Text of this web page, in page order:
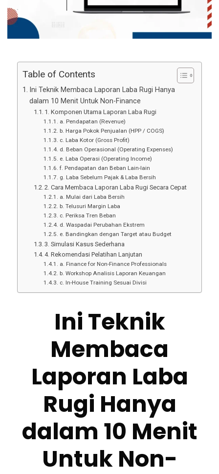
Table of Contents
Ini Teknik Membaca Laporan Laba Rugi Hanya
dalam 10 Menit Untuk Non-Finance
1. Komponen Utama Laporan Laba Rugi
a. Pendapatan (Revenue)
b. Harga Pokok Penjualan (HPP / COGS)
c. Laba Kotor (Gross Profit)
d. Beban Operasional (Operating Expenses)
e. Laba Operasi (Operating Income)
f. Pendapatan dan Beban Lain-lain
g. Laba Sebelum Pajak & Laba Bersih
2. Cara Membaca Laporan Laba Rugi Secara Cepat
a. Mulai dari Laba Bersih
b. Telusuri Margin Laba
c. Periksa Tren Beban
d. Waspadai Perubahan Ekstrem
e. Bandingkan dengan Target atau Budget
3. Simulasi Kasus Sederhana
4. Rekomendasi Pelatihan Lanjutan
a. Finance for Non-Finance Professionals
b. Workshop Analisis Laporan Keuangan
c. In-House Training Sesuai Divisi
Ini Teknik
Membaca
Laporan Laba
Rugi Hanya
dalam 10 Menit
Untuk Non-